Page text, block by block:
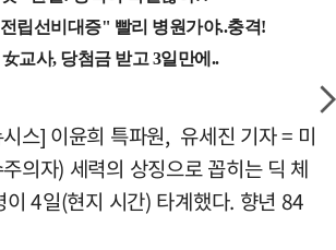
스] 이윤희 특파원, 유세진 기자 = 미
의자) 세력의 상징으로 꼽히는 딕 체
이 4일(현지 시간) 타계했다. 향년 84